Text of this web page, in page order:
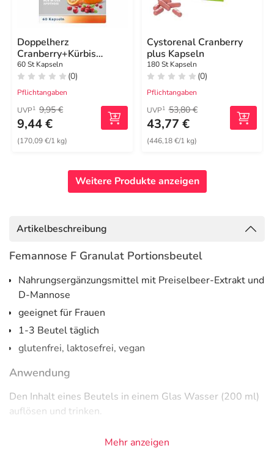
Doppelherz
Cranberry+Kürbis
Kapseln
60 St Kapseln
(0)
Pflichtangaben
UVP1 9,95 €
9,44 €
(170,09 €/1 kg)
Cystorenal Cranberry
plus Kapseln
180 St Kapseln
(0)
Pflichtangaben
UVP1 53,80 €
43,77 €
(446,18 €/1 kg)
Weitere Produkte anzeigen
Artikelbeschreibung
Femannose F Granulat Portionsbeutel
Nahrungsergänzungsmittel mit Preiselbeer-Extrakt und
D-Mannose
geeignet für Frauen
1-3 Beutel täglich
glutenfrei, laktosefrei, vegan
Anwendung
Den Inhalt eines Beutels in einem Glas Wasser (200 ml)
auflösen und trinken.
1-3 Beutel täglich für Erwachsene und Kinder ab 14
Mehr anzeigen